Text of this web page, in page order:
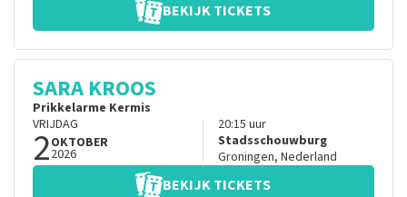
BEKIJK TICKETS
SARA KROOS
Prikkelarme Kermis
VRIJDAG
2OKTOBER
2026
20:15 uur
Stadsschouwburg
Groningen, Nederland
BEKIJK TICKETS